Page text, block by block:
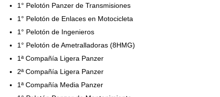
1° Pelotón Panzer de Transmisiones
1° Pelotón de Enlaces en Motocicleta
1° Pelotón de Ingenieros
1° Pelotón de Ametralladoras (8HMG)
1ª Compañía Ligera Panzer
2ª Compañía Ligera Panzer
1ª Compañía Media Panzer